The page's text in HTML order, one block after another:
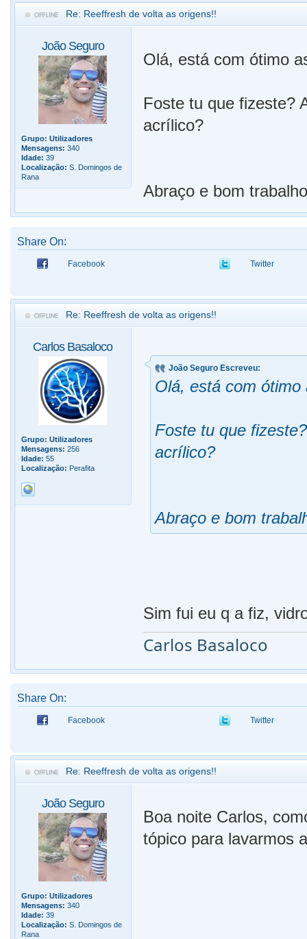
Re: Reeffresh de volta as origens!!
João Seguro
Grupo: Utilizadores
Mensagens: 340
Idade: 39
Localização: S. Domingos de
Rana
Olá, está com ótimo
Foste tu que fizeste?
acrílico?
Abraço e bom
Share On:
Facebook Twitter
Re: Reeffresh de volta as origens!!
Carlos Basaloco
Grupo: Utilizadores
Mensagens: 256
Idade: 55
Localização: Perafita
João Seguro Escreveu:
Olá, está com
Foste tu que
acrílico?
Abraço e bom
Sim fui eu q a fiz,
Carlos Basaloco
Share On:
Facebook Twitter
Re: Reeffresh de volta as origens!!
João Seguro
Grupo: Utilizadores
Mensagens: 340
Idade: 39
Localização: S. Domingos de
Rana
Boa noite Carlos,
tópico para lavarmos